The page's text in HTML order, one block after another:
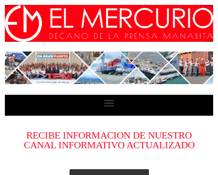
RECIBE INFORMACION DE NUESTRO
CANAL INFORMATIVO ACTUALIZADO